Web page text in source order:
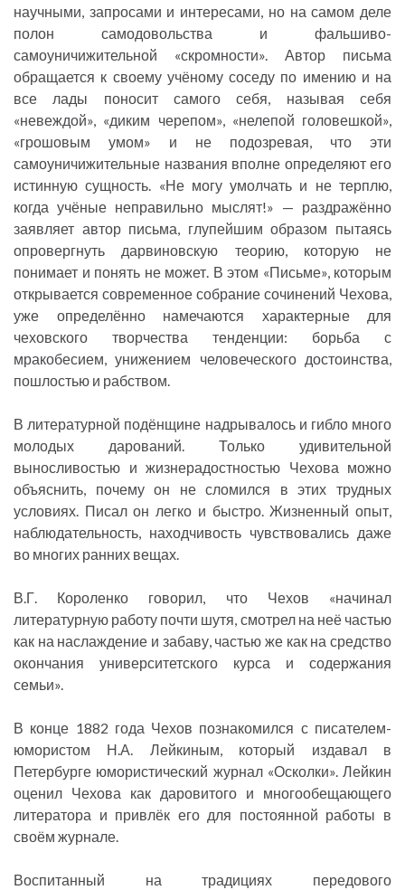
научными, запросами и интересами, но на самом деле
полон самодовольства и фальшиво-
самоуничижительной «скромности». Автор письма
обращается к своему учёному соседу по имению и на
все лады поносит самого себя, называя себя
«невеждой», «диким черепом», «нелепой головешкой»,
«грошовым умом» и не подозревая, что эти
самоуничижительные названия вполне определяют его
истинную сущность. «Не могу умолчать и не терплю,
когда учёные неправильно мыслят!» — раздражённо
заявляет автор письма, глупейшим образом пытаясь
опровергнуть дарвиновскую теорию, которую не
понимает и понять не может. В этом «Письме», которым
открывается современное собрание сочинений Чехова,
уже определённо намечаются характерные для
чеховского творчества тенденции: борьба с
мракобесием, унижением человеческого достоинства,
пошлостью и рабством.
В литературной подёнщине надрывалось и гибло много
молодых дарований. Только удивительной
выносливостью и жизнерадостностью Чехова можно
объяснить, почему он не сломился в этих трудных
условиях. Писал он легко и быстро. Жизненный опыт,
наблюдательность, находчивость чувствовались даже
во многих ранних вещах.
В.Г. Короленко говорил, что Чехов «начинал
литературную работу почти шутя, смотрел на неё частью
как на наслаждение и забаву, частью же как на средство
окончания университетского курса и содержания
семьи».
В конце 1882 года Чехов познакомился с писателем-
юмористом Н.А. Лейкиным, который издавал в
Петербурге юмористический журнал «Осколки». Лейкин
оценил Чехова как даровитого и многообещающего
литератора и привлёк его для постоянной работы в
своём журнале.
Воспитанный на традициях передового